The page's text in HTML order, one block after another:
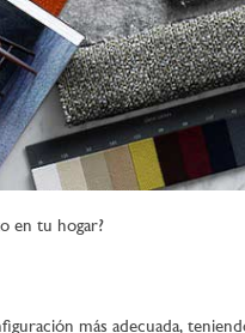
en tu hogar?
más adecuada,